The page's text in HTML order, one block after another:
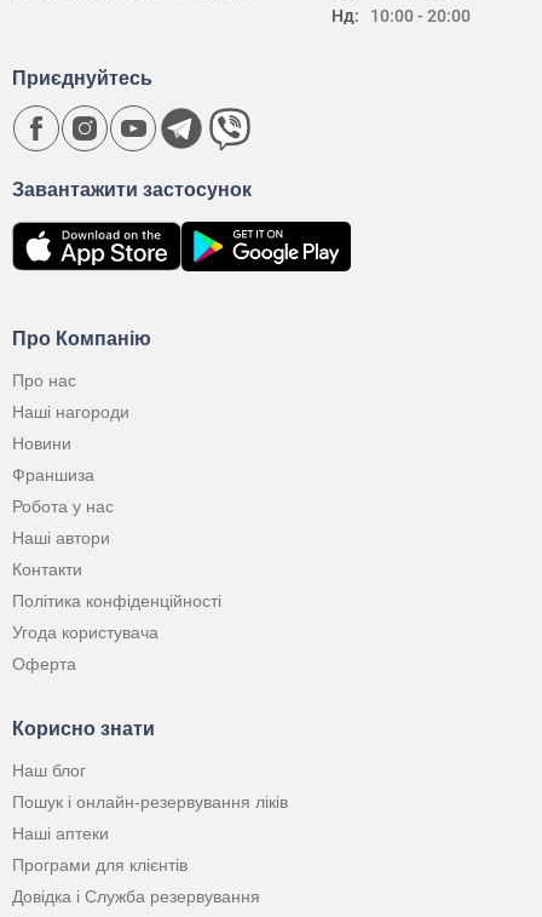
Нд:
10:00 - 20:00
Про Компанію
Про нас
Наші нагороди
Новини
Франшиза
Робота у нас
Наші автори
Контакти
Політика конфіденційності
Угода користувача
Оферта
Корисно знати
Наш блог
Пошук і онлайн-резервування ліків
Наші аптеки
Програми для клієнтів
Довідка і Служба резервування
Завантажити застосунок
Приєднуйтесь